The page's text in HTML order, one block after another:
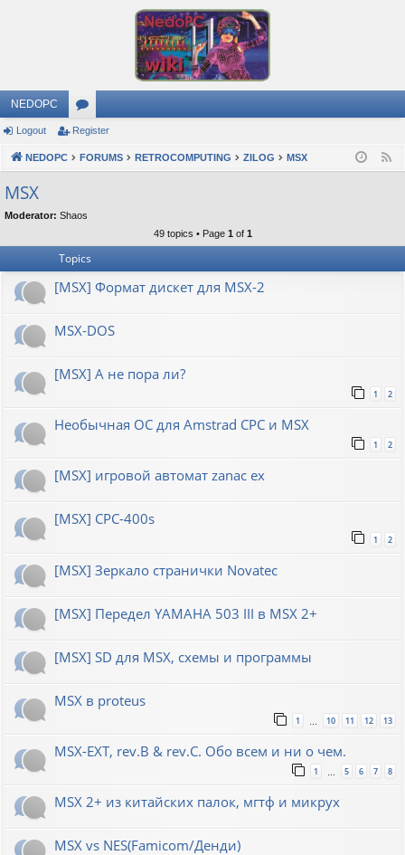
NEDOPC
or
u
s
Logout Register
NEDOPC FORUMS RETROCOMPUTING ZILOG MSX
MSX
Moderator: Shaos
49 topics • Page 1 of 1
Topics
[MSX] Формат дискет для MSX-2
MSX-DOS
[MSX] А не пора ли?
1 2
Необычная ОС для Amstrad CPC и MSX
1 2
[MSX] игровой автомат zanac ex
[MSX] CPC-400s
1 2
[MSX] Зеркало странички Novatec
[MSX] Передел YAMAHA 503 III в MSX 2+
[MSX] SD для MSX, схемы и программы
MSX в proteus
1 10 11 12 13
MSX-EXT, rev.B & rev.C. Обо всем и ни о чем.
1 5 6 7 8
MSX 2+ из китайских палок, мгтф и микрух
MSX vs NES(Famicom/Денди)